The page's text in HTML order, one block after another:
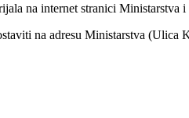
na internet stranici
na adresu Ministarstva